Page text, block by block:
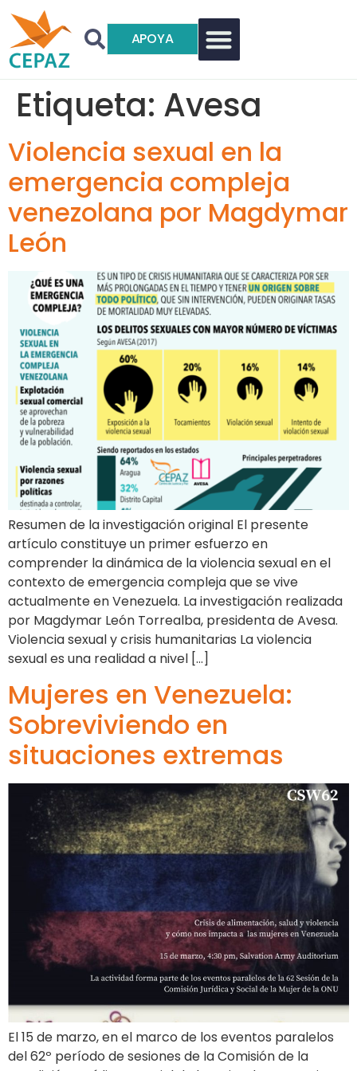
APOYA
Etiqueta: Avesa
Violencia sexual en la
emergencia compleja
venezolana por Magdymar
León
Resumen de la investigación original El presente
artículo constituye un primer esfuerzo en
comprender la dinámica de la violencia sexual en el
contexto de emergencia compleja que se vive
actualmente en Venezuela. La investigación realizada
por Magdymar León Torrealba, presidenta de Avesa.
Violencia sexual y crisis humanitarias La violencia
sexual es una realidad a nivel […]
Mujeres en Venezuela:
Sobreviviendo en
situaciones extremas
El 15 de marzo, en el marco de los eventos paralelos
del 62º período de sesiones de la Comisión de la